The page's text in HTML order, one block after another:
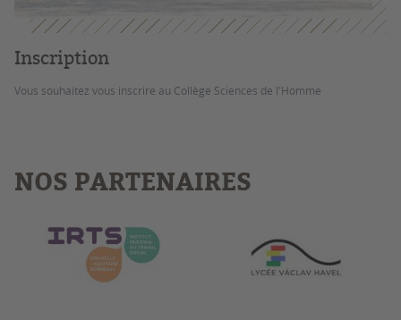
Inscription
Vous souhaitez vous inscrire au Collège Sciences de l'Homme
NOS PARTENAIRES